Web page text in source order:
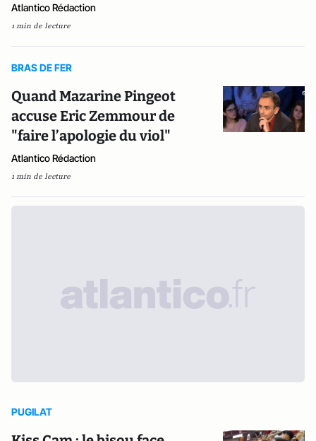
Atlantico Rédaction
1 min de lecture
BRAS DE FER
Quand Mazarine Pingeot
accuse Eric Zemmour de
"faire l’apologie du viol"
Atlantico Rédaction
1 min de lecture
PUGILAT